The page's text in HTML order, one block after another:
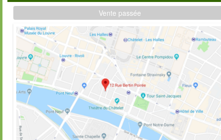
Vente passée